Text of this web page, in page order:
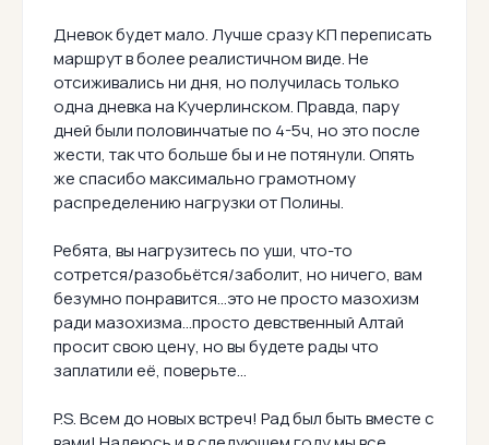
Дневок будет мало. Лучше сразу КП переписать
маршрут в более реалистичном виде. Не
отсиживались ни дня, но получилась только
одна дневка на Кучерлинском. Правда, пару
дней были половинчатые по 4-5ч, но это после
жести, так что больше бы и не потянули. Опять
же спасибо максимально грамотному
распределению нагрузки от Полины.
Ребята, вы нагрузитесь по уши, что-то
сотрется/разобьётся/заболит, но ничего, вам
безумно понравится...это не просто мазохизм
ради мазохизма...просто девственный Алтай
просит свою цену, но вы будете рады что
заплатили её, поверьте...
P.S. Всем до новых встреч! Рад был быть вместе с